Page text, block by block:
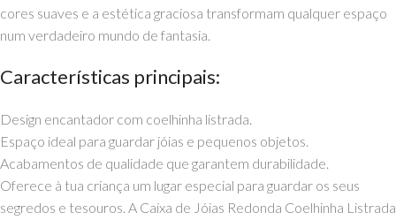
cores suaves e a estética graciosa transformam qualquer espaço
num verdadeiro mundo de fantasia.
Características principais:
Design encantador com coelhinha listrada.
Espaço ideal para guardar jóias e pequenos objetos.
Acabamentos de qualidade que garantem durabilidade.
Oferece à tua criança um lugar especial para guardar os seus
segredos e tesouros. A Caixa de Jóias Redonda Coelhinha Listrada